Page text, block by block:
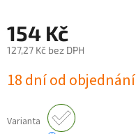
154 Kč
127,27 Kč bez DPH
cena:
18 dní od objednání
Varianta